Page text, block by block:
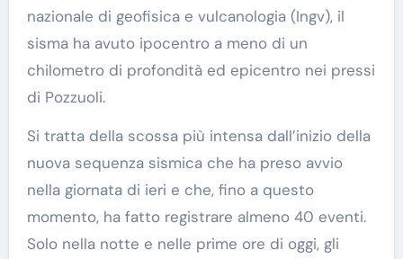
nazionale di geofisica e vulcanologia (Ingv), il
sisma ha avuto ipocentro a meno di un
chilometro di profondità ed epicentro nei pressi
di Pozzuoli.
Si tratta della scossa più intensa dall’inizio della
nuova sequenza sismica che ha preso avvio
nella giornata di ieri e che, fino a questo
momento, ha fatto registrare almeno 40 eventi.
Solo nella notte e nelle prime ore di oggi, gli